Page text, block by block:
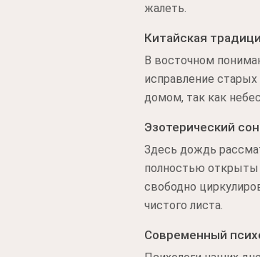
жалеть.
Китайская
В восточном
исправление
домом, так как
Эзотерический
Здесь дождь
полностью открыты
свободно
чистого листа.
Современный